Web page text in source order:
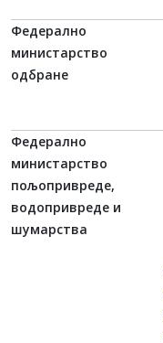
Федерално
министарство
одбране
Федерално
министарство
пољопривреде,
водопривреде и
шумарства